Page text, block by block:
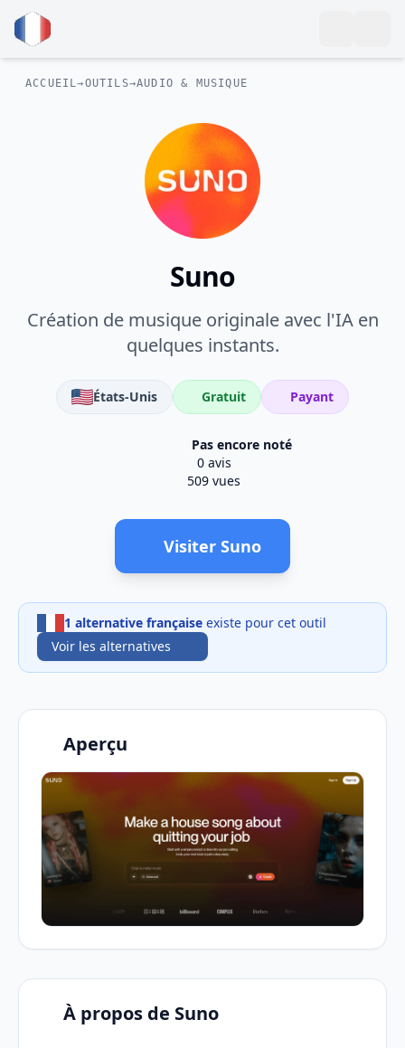
ACCUEIL→OUTILS→AUDIO & MUSIQUE
Suno
Création de musique originale avec l'IA en
quelques instants.
États-Unis Gratuit Payant
Pas encore noté
0 avis
509 vues
Visiter Suno
1 alternative française existe pour cet outil
Voir les alternatives
Aperçu
À propos de Suno